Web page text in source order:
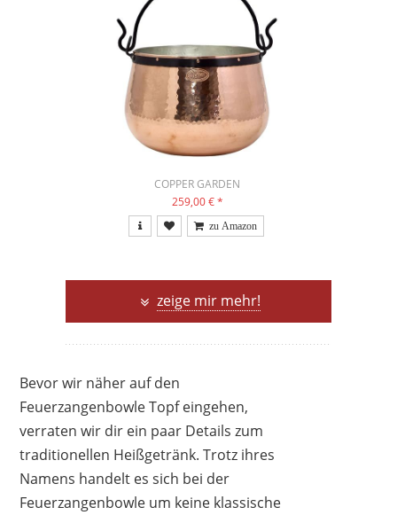
COPPER GARDEN
259,00 €*
zeige mir mehr!
Bevor wir näher auf den
Feuerzangenbowle Topf eingehen,
verraten wir dir ein paar Details zum
traditionellen Heißgetränk. Trotz ihres
Namens handelt es sich bei der
Feuerzangenbowle um keine klassische